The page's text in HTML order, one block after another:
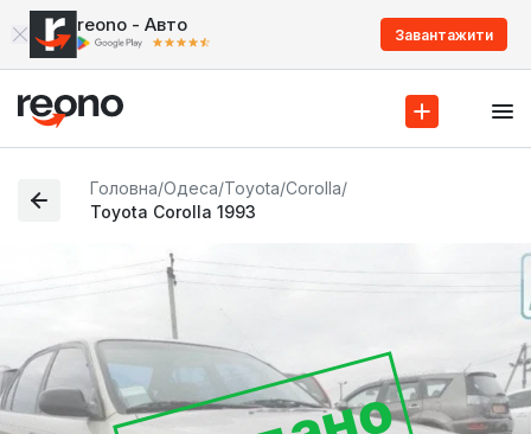
reono - Авто Завантажити
Головна/Одеса/Toyota/Corolla/
Toyota Corolla 1993